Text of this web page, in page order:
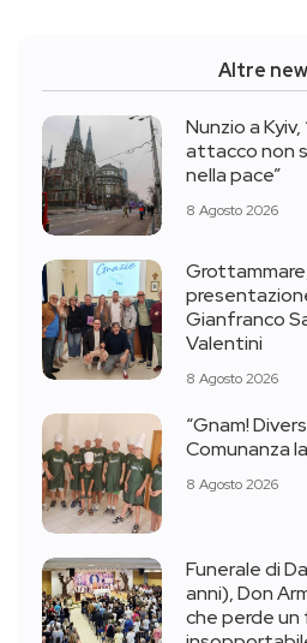
Altre
Nunzio a
attacco non
nella pace”
8 Agosto 2026
Gianfranco
Valentini
8 Agosto 2026
“Gnam!
Comunanza
8 Agosto 2026
Funerale di
anni), Don
che perde un